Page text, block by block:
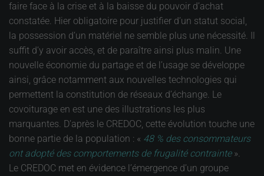
faire face à la crise et à la baisse du pouvoir d’achat
constatée. Hier obligatoire pour justifier d’un statut social,
la possession d’un matériel ne semble plus une nécessité. Il
suffit d’y avoir accès, et de paraître ainsi plus malin. Une
nouvelle économie du partage et de l’usage se développe
ainsi, grâce notamment aux nouvelles technologies qui
permettent la constitution de réseaux d’échange. Le
covoiturage en est une des illustrations les plus
marquantes. D’après le CREDOC, cette évolution touche une
bonne partie de la population : « 48 % des consommateurs
ont adopté des comportements de frugalité contrainte».
Le CREDOC met en évidence l’émergence d’un groupe